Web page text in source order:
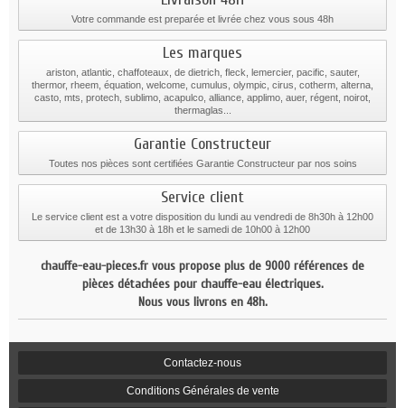
Votre commande est preparée et livrée chez vous sous 48h
Les marques
ariston, atlantic, chaffoteaux, de dietrich, fleck, lemercier, pacific, sauter,
thermor, rheem, équation, welcome, cumulus, olympic, cirus, cotherm, alterna,
casto, mts, protech, sublimo, acapulco, alliance, applimo, auer, régent, noirot,
thermaglas...
Garantie Constructeur
Toutes nos pièces sont certifiées Garantie Constructeur par nos soins
Service client
Le service client est a votre disposition du lundi au vendredi de 8h30h à 12h00
et de 13h30 à 18h et le samedi de 10h00 à 12h00
chauffe-eau-pieces.fr vous propose plus de 9000 références de
pièces détachées pour chauffe-eau électriques.
Nous vous livrons en 48h.
Contactez-nous
Conditions Générales de vente